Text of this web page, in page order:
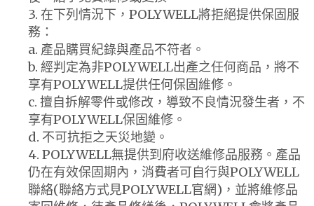
3. 在下列情況下，POLYWELL將拒絕提供保固服
務：
a. 產品購買紀錄與產品不符者。
b. 經判定為非POLYWELL出產之任何商品，將不
享有POLYWELL提供任何保固維修。
c. 擅自拆解零件或修改，導致不良情況發生者，不
享有POLYWELL保固維修。
d. 不可抗拒之天災地變。
4. POLYWELL無提供到府收送維修品服務。產品
仍在有效保固期內，消費者可自行與POLYWELL
聯絡(聯絡方式見POLYWELL官網)，並將維修品